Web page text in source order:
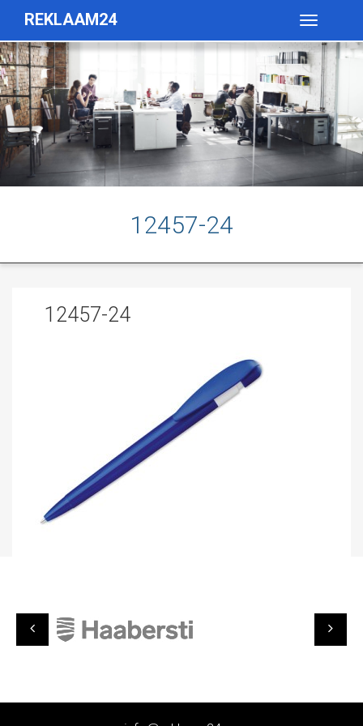
REKLAAM24
Toggle
12457-24
12457-24